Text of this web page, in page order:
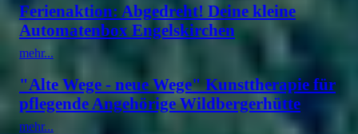
Ferienaktion: Abgedreht! Deine kleine
Automatenbox Engelskirchen
mehr...
"Alte Wege - neue Wege" Kunsttherapie für
pflegende Angehörige Wildbergerhütte
mehr...